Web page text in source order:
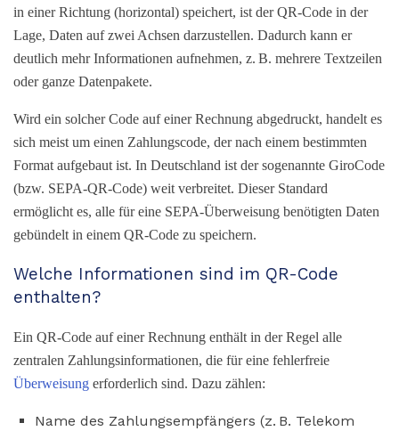
in einer Richtung (horizontal) speichert, ist der QR-Code in der
Lage, Daten auf zwei Achsen darzustellen. Dadurch kann er
deutlich mehr Informationen aufnehmen, z. B. mehrere Textzeilen
oder ganze Datenpakete.
Wird ein solcher Code auf einer Rechnung abgedruckt, handelt es
sich meist um einen Zahlungscode, der nach einem bestimmten
Format aufgebaut ist. In Deutschland ist der sogenannte GiroCode
(bzw. SEPA-QR-Code) weit verbreitet. Dieser Standard
ermöglicht es, alle für eine SEPA-Überweisung benötigten Daten
gebündelt in einem QR-Code zu speichern.
Welche Informationen sind im QR-Code
enthalten?
Ein QR-Code auf einer Rechnung enthält in der Regel alle
zentralen Zahlungsinformationen, die für eine fehlerfreie
Überweisung erforderlich sind. Dazu zählen:
Name des Zahlungsempfängers (z. B. Telekom